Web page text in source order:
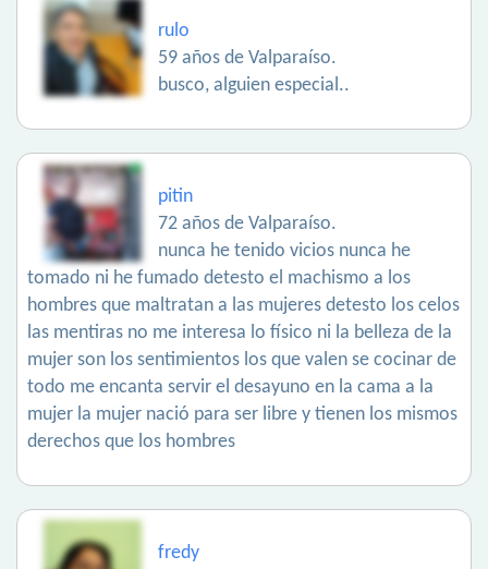
rulo
59 años de Valparaíso.
busco, alguien especial..
pitin
72 años de Valparaíso.
nunca he tenido vicios nunca he
tomado ni he fumado detesto el machismo a los
hombres que maltratan a las mujeres detesto los celos
las mentiras no me interesa lo físico ni la belleza de la
mujer son los sentimientos los que valen se cocinar de
todo me encanta servir el desayuno en la cama a la
mujer la mujer nació para ser libre y tienen los mismos
derechos que los hombres
fredy